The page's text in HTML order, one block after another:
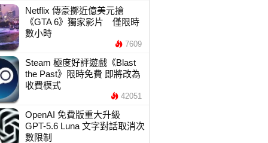
Netflix 傳豪擲近億美元搶
《GTA 6》獨家影片 僅限時
數小時
7609
Steam 極度好評遊戲《Blast
the Past》限時免費 即將改為
收費模式
42051
OpenAI 免費版重大升級
GPT-5.6 Luna 文字對話取消次
數限制